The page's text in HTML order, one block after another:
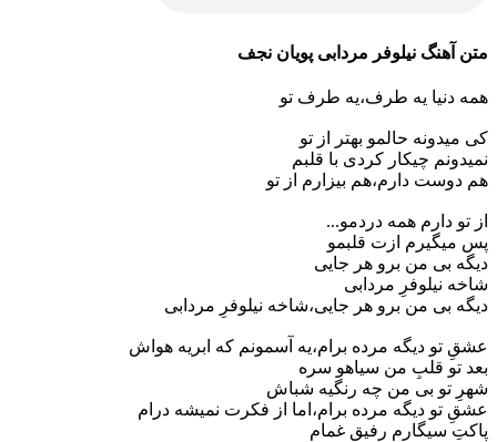
متن آهنگ نیلوفر مردابی پویان نجف
همه دنیا یه طرف،یه طرف تو
کی میدونه حالمو بهتر از تو
نمیدونم چیکار کردی با قلبم
هم دوست دارم،هم بیزارم از تو
از تو دارم همه دردمو...
پس میگیرم ازت قلبمو
دیگه بی من برو هر جایی
شاخه نیلوفرِ مردابی
دیگه بی من برو هر جایی،شاخه نیلوفرِ مردابی
عشقِ تو دیگه مرده برام،یه آسمونم که ابریه هواش
بعد تو قلبِ من سیاهو سره
شهرِ تو بی من چه رنگیه شباش
عشقِ تو دیگه مرده برام،اما از فکرت نمیشه درام
پاکتِ سیگارم رفیقِ غمام